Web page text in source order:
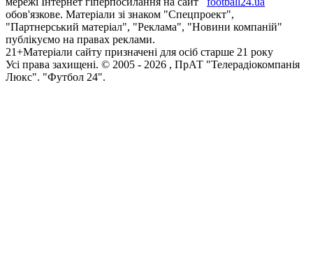
обов'язкове. Матеріали зі знаком "Спецпроект",
"Партнерський матеріал", "Реклама", "Новини компаній"
публікуємо на правах реклами.
21+Матеріали сайту призначені для осіб старше 21 року
Усi права захищенi. © 2005 - 2026 , ПрАТ "Телерадіокомпанія
Люкс". "Футбол 24".